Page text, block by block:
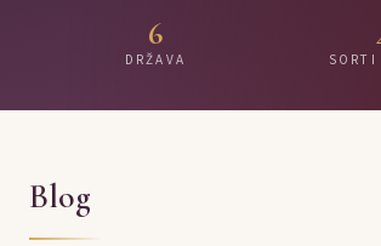
6
DRŽAVA SORTI
Blog